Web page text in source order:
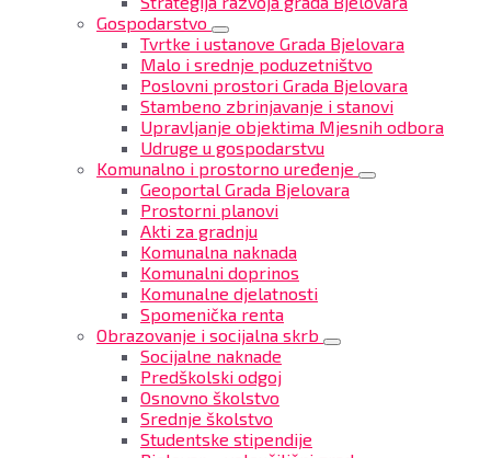
Gospodarstvo
Tvrtke i ustanove Grada Bjelovara
Malo i srednje poduzetništvo
Poslovni prostori Grada Bjelovara
Stambeno zbrinjavanje i stanovi
Upravljanje objektima Mjesnih odbora
Udruge u gospodarstvu
Komunalno i prostorno uređenje
Geoportal Grada Bjelovara
Prostorni planovi
Akti za gradnju
Komunalna naknada
Komunalni doprinos
Komunalne djelatnosti
Spomenička renta
Obrazovanje i socijalna skrb
Socijalne naknade
Predškolski odgoj
Osnovno školstvo
Srednje školstvo
Studentske stipendije